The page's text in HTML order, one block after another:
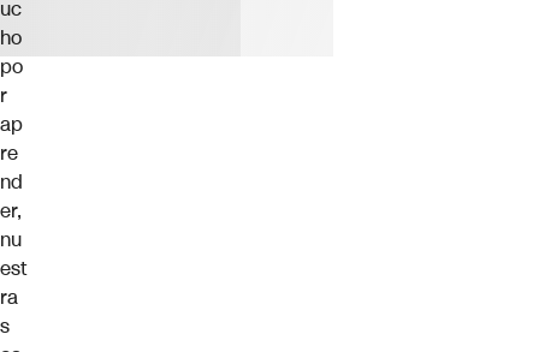
uc
ho
po
r
ap
re
nd
er,
nu
est
ra
s